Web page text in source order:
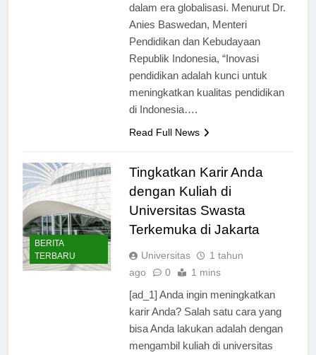
dalam era globalisasi. Menurut Dr.
Anies Baswedan, Menteri
Pendidikan dan Kebudayaan
Republik Indonesia, “Inovasi
pendidikan adalah kunci untuk
meningkatkan kualitas pendidikan
di Indonesia….
Read Full News
BERITA
TERBARU
Tingkatkan Karir Anda
dengan Kuliah di
Universitas Swasta
Terkemuka di Jakarta
Universitas
1 tahun
ago
0 1 mins
[ad_1] Anda ingin meningkatkan
karir Anda? Salah satu cara yang
bisa Anda lakukan adalah dengan
mengambil kuliah di universitas